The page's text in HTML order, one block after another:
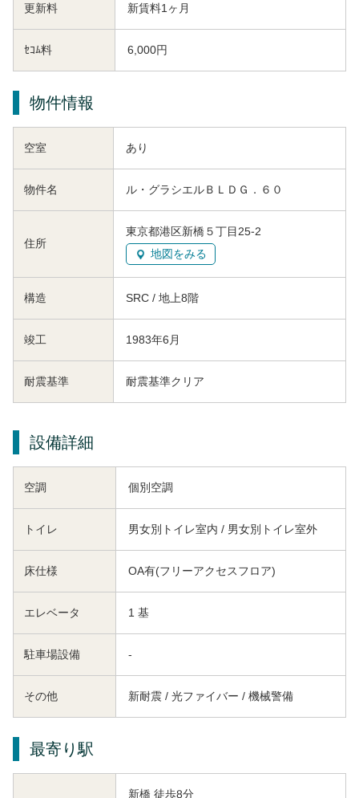
更新料 新賃料1ヶ月
ｾｺﾑ料 6,000円
物件情報
空室 あり
物件名 ル・グラシエルＢＬＤＧ．６０
住所
東京都港区新橋５丁目25-2
地図をみる
構造 SRC / 地上8階
竣工 1983年6月
耐震基準 耐震基準クリア
設備詳細
空調 個別空調
トイレ 男女別トイレ室内 / 男女別トイレ室外
床仕様 OA有(フリーアクセスフロア)
エレベータ 1 基
駐車場設備 -
その他 新耐震 / 光ファイバー / 機械警備
最寄り駅
新橋 徒歩8分